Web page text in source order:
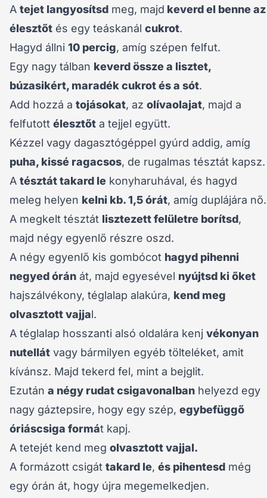
A tejet langyosítsd meg, majd keverd el benne az
élesztőt és egy teáskanál cukrot.
Hagyd állni 10 percig, amíg szépen felfut.
Egy nagy tálban keverd össze a lisztet,
búzasikért, maradék cukrot és a sót.
Add hozzá a tojásokat, az olívaolajat, majd a
felfutott élesztőt a tejjel együtt.
Kézzel vagy dagasztógéppel gyúrd addig, amíg
puha, kissé ragacsos, de rugalmas tésztát kapsz.
A tésztát takard le konyharuhával, és hagyd
meleg helyen kelni kb. 1,5 órát, amíg duplájára nő.
A megkelt tésztát lisztezett felületre borítsd,
majd négy egyenlő részre oszd.
A négy egyenlő kis gombócot hagyd pihenni
negyed órán át, majd egyesével nyújtsd ki őket
hajszálvékony, téglalap alakúra, kend meg
olvasztott vajjal.
A téglalap hosszanti alsó oldalára kenj vékonyan
nutellát vagy bármilyen egyéb tölteléket, amit
kívánsz. Majd tekerd fel, mint a bejglit.
Ezután a négy rudat csigavonalban helyezd egy
nagy gáztepsire, hogy egy szép, egybefüggő
óriáscsiga formát kapj.
A tetejét kend meg olvasztott vajjal.
A formázott csigát takard le, és pihentesd még
egy órán át, hogy újra megemelkedjen.